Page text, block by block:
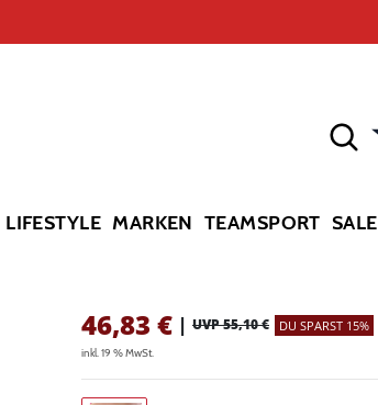
LIFESTYLE MARKEN TEAMSPORT SALE
46,83 € | UVP 55,10 € DU SPARST 15%
inkl. 19 % MwSt.